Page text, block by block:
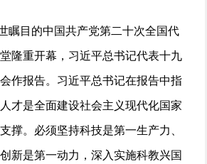
目的中国共产党第二十次全国代
隆重开幕，习近平总书记代表十九
作报告。习近平总书记在报告中指
才是全面建设社会主义现代化国家
撑。必须坚持科技是第一生产力、
新是第一动力，深入实施科教兴国